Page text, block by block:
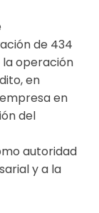
de 434
operación
en
en
del
autoridad
y a la